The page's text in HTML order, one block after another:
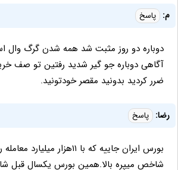
م: پاسخ
دوباره دو روز مثبت شد همه شدن گرگ وال
آگاهی دوباره جو گیر شدید رفتین تو صف
ضرر کردید بدونید مقصر خودتونید.
رضا: پاسخ
شاخص میپره بالا.همین بورس یکسال